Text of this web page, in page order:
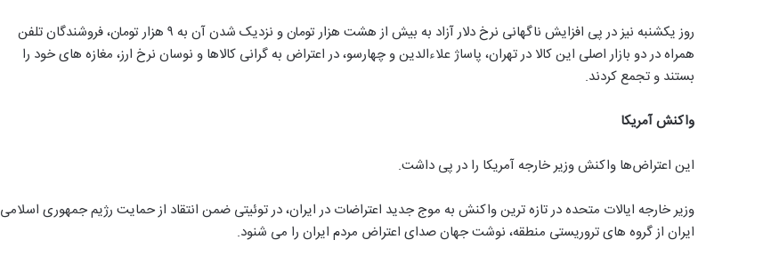
​روز یکشنبه نیز در پی افزایش ناگهانی نرخ دلار آزاد به بیش از هشت هزار تومان و نزدیک شدن آن به ۹ هزار تومان، فروشندگان تلفن
همراه در دو بازار اصلی این کالا در تهران، پاساژ علاء‌الدین و چهارسو، در اعتراض به گرانی کالاها و نوسان نرخ ارز، مغازه های خود را
بستند و تجمع کردند.
واکنش آمریکا
این اعتراض‌ها واکنش وزیر خارجه آمریکا را در پی داشت.
وزیر خارجه ایالات متحده در تازه ترین واکنش به موج جدید اعتراضات در ایران، در توئیتی ضمن انتقاد از حمایت رژیم جمهوری اسلامی
ایران از گروه های تروریستی منطقه، نوشت جهان صدای اعتراض مردم ایران را می شنود.